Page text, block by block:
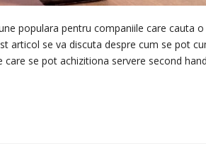
populara pentru companiile care cauta
articol se va discuta despre cum se pot
care se pot achizitiona servere second